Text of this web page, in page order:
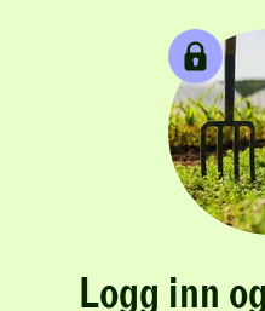
Logg inn